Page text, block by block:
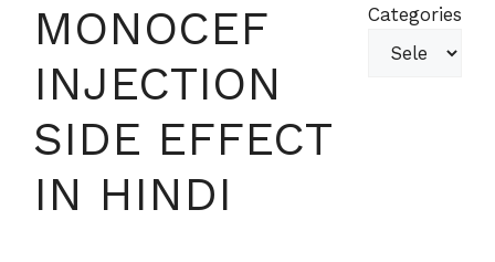
MONOCEF
INJECTION
SIDE EFFECT
IN HINDI
Categories